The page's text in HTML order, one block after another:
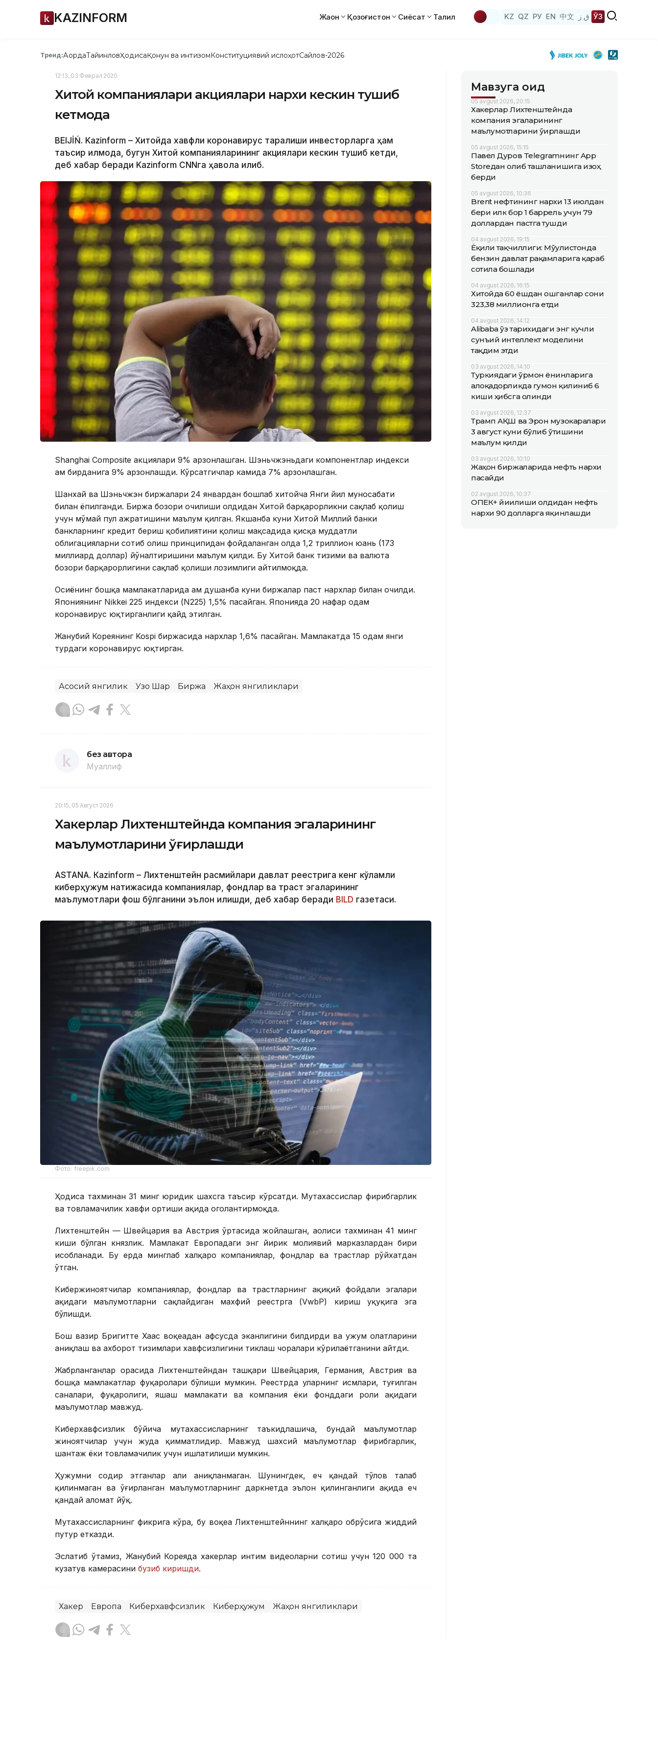
KAZINFORM Жаҳон Қозоғистон Сиёсат Таҳлил KZ QZ РУ EN 中文 ق ز ЎЗ
Тренд:АқордаТайинловҲодисаҚонун ва интизомКонституциявий ислоҳотСайлов-2026
12:13, 03 Феврал 2020
Хитой компаниялари акциялари нархи кескин тушиб
кетмоқда
BEIJİŃ. Kazinform – Хитойда хавфли коронавирус тарқалиши инвесторларга ҳам
таъсир қилмоқда, бугун Хитой компанияларининг акциялари кескин тушиб кетди,
деб хабар беради Kazinform CNNга ҳавола қилиб.
Shanghai Composite акциялари 9% арзонлашган. Шэньчжэньдаги компонентлар индекси
ҳам бирданига 9% арзонлашди. Кўрсатгичлар камида 7% арзонлашган.
Шанхай ва Шэньчжэн биржалари 24 январдан бошлаб хитойча Янги йил муносабати
билан ёпилганди. Биржа бозори очилиши олдидан Хитой барқарорликни сақлаб қолиш
учун мўмай пул ажратишини маълум қилган. Якшанба куни Хитой Миллий банки
банкларнинг кредит бериш қобилиятини қолиш мақсадида қисқа муддатли
облигацияларни сотиб олиш принципидан фойдаланган ҳолда 1,2 триллион юань (173
миллиард доллар) йўналтиришини маълум қилди. Бу Хитой банк тизими ва валюта
бозори барқарорлигини сақлаб қолиши лозимлиги айтилмоқда.
Осиёнинг бошқа мамлакатларида ҳам душанба куни биржалар паст нархлар билан очилди.
Япониянинг Nikkei 225 индекси (N225) 1,5% пасайган. Японияда 20 нафар одам
коронавирус юқтирганлиги қайд этилган.
Жанубий Кореянинг Kospi биржасида нархлар 1,6% пасайган. Мамлакатда 15 одам янги
турдаги коронавирус юқтирган.
Асосий янгилик Узоқ Шарқ Биржа Жаҳон янгиликлари
без автора
Муаллиф
20:15, 05 Август 2026
Хакерлар Лихтенштейнда компания эгаларининг
маълумотларини ўғирлашди
ASTANА. Кazinform – Лихтенштейн расмийлари давлат реестрига кенг кўламли
киберҳужум натижасида компаниялар, фондлар ва траст эгаларининг
маълумотлари фош бўлганини эълон қилишди, деб хабар беради BILD газетаси.
Фото: freepik.com
Ҳодиса тахминан 31 минг юридик шахсга таъсир кўрсатди. Мутахассислар фирибгарлик
ва товламачилик хавфи ортиши ҳақида огоҳлантирмоқда.
Лихтенштейн — Швейцария ва Австрия ўртасида жойлашган, аҳолиси тахминан 41 минг
киши бўлган князлик. Мамлакат Европадаги энг йирик молиявий марказлардан бири
ҳисобланади. Бу ерда минглаб халқаро компаниялар, фондлар ва трастлар рўйхатдан
ўтган.
Кибержиноятчилар компаниялар, фондлар ва трастларнинг ҳақиқий фойдали эгалари
ҳақидаги маълумотларни сақлайдиган махфий реестрга (VwbP) кириш ҳуқуқига эга
бўлишди.
Бош вазир Бригитте Хаас воқеадан афсусда эканлигини билдирди ва ҳужум ҳолатларини
аниқлаш ва ахборот тизимлари хавфсизлигини тиклаш чоралари кўрилаётганини айтди.
Жабрланганлар орасида Лихтенштейндан ташқари Швейцария, Германия, Австрия ва
бошқа мамлакатлар фуқаролари бўлиши мумкин. Реестрда уларнинг исмлари, туғилган
саналари, фуқаролиги, яшаш мамлакати ва компания ёки фонддаги роли ҳақидаги
маълумотлар мавжуд.
Киберхавфсизлик бўйича мутахассисларнинг таъкидлашича, бундай маълумотлар
жиноятчилар учун жуда қимматлидир. Мавжуд шахсий маълумотлар фирибгарлик,
шантаж ёки товламачилик учун ишлатилиши мумкин.
Ҳужумни содир этганлар ҳали аниқланмаган. Шунингдек, ҳеч қандай тўлов талаб
қилинмаган ва ўғирланган маълумотларнинг даркнетда эълон қилинганлиги ҳақида ҳеч
қандай аломат йўқ.
Мутахассисларнинг фикрига кўра, бу воқеа Лихтенштейннинг халқаро обрўсига жиддий
путур етказди.
Эслатиб ўтамиз, Жанубий Кореяда хакерлар интим видеоларни сотиш учун 120 000 та
кузатув камерасини бузиб киришди.
Хакер Европа Киберхавфсизлик Киберҳужум Жаҳон янгиликлари
Мавзуга оид
05 avgust 2026, 20:15
Хакерлар Лихтенштейнда
компания эгаларининг
маълумотларини ўғирлашди
05 avgust 2026, 15:15
Павел Дуров Telegramнинг App
Storeдан олиб ташланишига изоҳ
берди
05 avgust 2026, 10:36
Brent нефтининг нархи 13 июлдан
бери илк бор 1 баррель учун 79
доллардан пастга тушди
04 avgust 2026, 19:15
Ёқилғи тақчиллиги: Мўғулистонда
бензин давлат рақамларига қараб
сотила бошлади
04 avgust 2026, 16:15
Хитойда 60 ёшдан ошганлар сони
323,38 миллионга етди
04 avgust 2026, 14:12
Alibaba ўз тарихидаги энг кучли
сунъий интеллект моделини
тақдим этди
03 avgust 2026, 14:10
Туркиядаги ўрмон ёнғинларига
алоқадорликда гумон қилиниб 6
киши ҳибсга олинди
03 avgust 2026, 12:37
Трамп АҚШ ва Эрон музокаралари
3 август куни бўлиб ўтишини
маълум қилди
03 avgust 2026, 10:10
Жаҳон биржаларида нефть нархи
пасайди
02 avgust 2026, 10:37
ОПEК+ йиғилиши олдидан нефть
нархи 90 долларга яқинлашди